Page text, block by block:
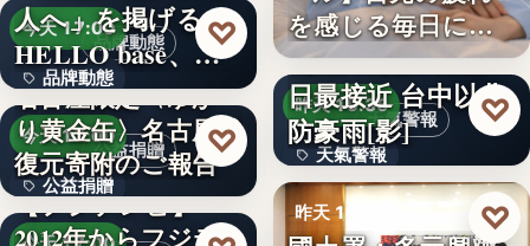
1,200億円
品牌動態
今天 17:00
品牌動態
文字
人へ」を掲げる
HELLO base、創
業…
♡
公益捐贈
今天 17:00
公益捐贈
4,550,085
名古屋限定〈ゆか
り黄金缶〉名古屋城
復元寄附のご報告
♡
【フジテレビ】
2012年からフジテ
を感じる毎日に。3
段階…
天氣警報
昨天 19:36
天氣警報
文字
颱風白海豚8日及9
日最接近 台中以北
防豪雨[影]
♡
昨天 19:26 ♡